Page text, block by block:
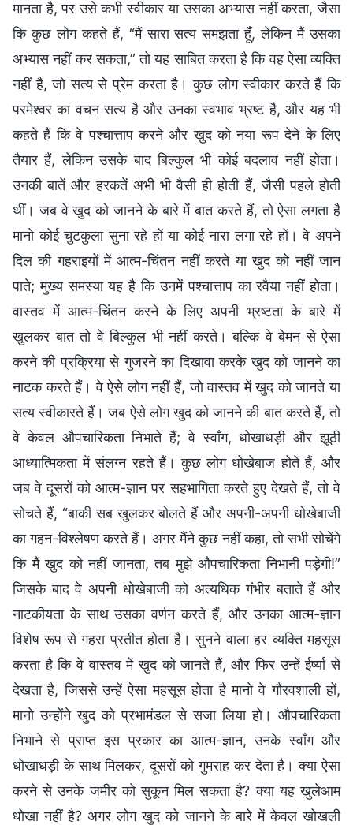
मानता है, पर उसे कभी स्वीकार या उसका अभ्यास नहीं करता, जैसा
कि कुछ लोग कहते हैं, “मैं सारा सत्य समझता हूँ, लेकिन मैं उसका
अभ्यास नहीं कर सकता,” तो यह साबित करता है कि वह ऐसा व्यक्ति
नहीं है, जो सत्य से प्रेम करता है। कुछ लोग स्वीकार करते हैं कि
परमेश्वर का वचन सत्य है और उनका स्वभाव भ्रष्ट है, और यह भी
कहते हैं कि वे पश्चात्ताप करने और खुद को नया रूप देने के लिए
तैयार हैं, लेकिन उसके बाद बिल्कुल भी कोई बदलाव नहीं होता।
उनकी बातें और हरकतें अभी भी वैसी ही होती हैं, जैसी पहले होती
थीं। जब वे खुद को जानने के बारे में बात करते हैं, तो ऐसा लगता है
मानो कोई चुटकुला सुना रहे हों या कोई नारा लगा रहे हों। वे अपने
दिल की गहराइयों में आत्म-चिंतन नहीं करते या खुद को नहीं जान
पाते; मुख्य समस्या यह है कि उनमें पश्चात्ताप का रवैया नहीं होता।
वास्तव में आत्म-चिंतन करने के लिए अपनी भ्रष्टता के बारे में
खुलकर बात तो वे बिल्कुल भी नहीं करते। बल्कि वे बेमन से ऐसा
करने की प्रक्रिया से गुजरने का दिखावा करके खुद को जानने का
नाटक करते हैं। वे ऐसे लोग नहीं हैं, जो वास्तव में खुद को जानते या
सत्य स्वीकारते हैं। जब ऐसे लोग खुद को जानने की बात करते हैं, तो
वे केवल औपचारिकता निभाते हैं; वे स्वाँग, धोखाधड़ी और झूठी
आध्यात्मिकता में संलग्न रहते हैं। कुछ लोग धोखेबाज होते हैं, और
जब वे दूसरों को आत्म-ज्ञान पर सहभागिता करते हुए देखते हैं, तो वे
सोचते हैं, “बाकी सब खुलकर बोलते हैं और अपनी-अपनी धोखेबाजी
का गहन-विश्लेषण करते हैं। अगर मैंने कुछ नहीं कहा, तो सभी सोचेंगे
कि मैं खुद को नहीं जानता, तब मुझे औपचारिकता निभानी पड़ेगी!”
जिसके बाद वे अपनी धोखेबाजी को अत्यधिक गंभीर बताते हैं और
नाटकीयता के साथ उसका वर्णन करते हैं, और उनका आत्म-ज्ञान
विशेष रूप से गहरा प्रतीत होता है। सुनने वाला हर व्यक्ति महसूस
करता है कि वे वास्तव में खुद को जानते हैं, और फिर उन्हें ईर्ष्या से
देखता है, जिससे उन्हें ऐसा महसूस होता है मानो वे गौरवशाली हों,
मानो उन्होंने खुद को प्रभामंडल से सजा लिया हो। औपचारिकता
निभाने से प्राप्त इस प्रकार का आत्म-ज्ञान, उनके स्वाँग और
धोखाधड़ी के साथ मिलकर, दूसरों को गुमराह कर देता है। क्या ऐसा
करने से उनके जमीर को सुकून मिल सकता है? क्या यह खुलेआम
धोखा नहीं है? अगर लोग खुद को जानने के बारे में केवल खोखली